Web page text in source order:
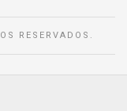
RESERVADOS.